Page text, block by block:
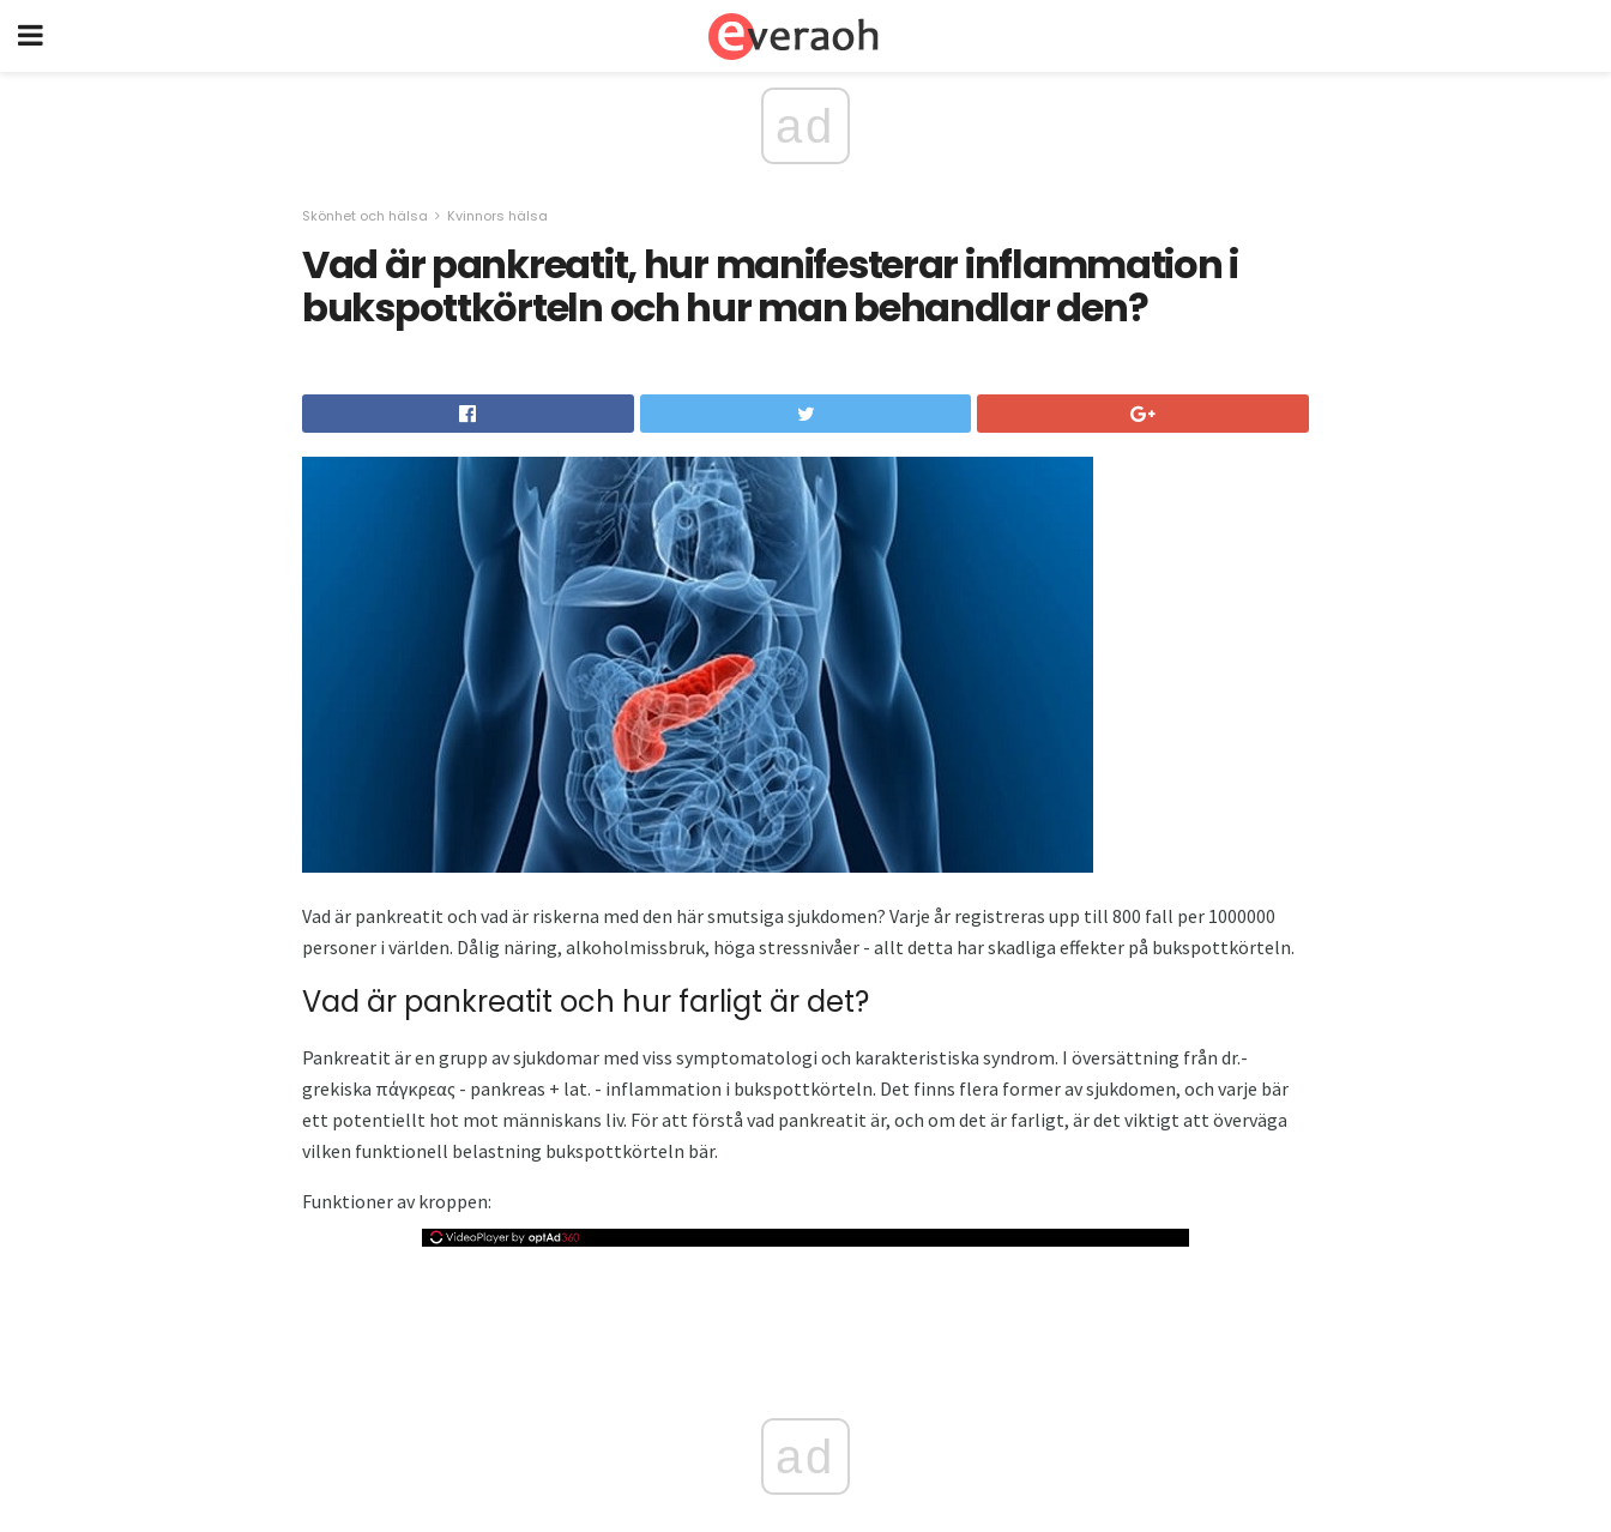
ad
Skönhet och hälsa Kvinnors hälsa
Vad är pankreatit, hur manifesterar inflammation i
bukspottkörteln och hur man behandlar den?
Vad är pankreatit och vad är riskerna med den här smutsiga sjukdomen? Varje år registreras upp till 800 fall per 1000000
personer i världen. Dålig näring, alkoholmissbruk, höga stressnivåer - allt detta har skadliga effekter på bukspottkörteln.
Vad är pankreatit och hur farligt är det?
Pankreatit är en grupp av sjukdomar med viss symptomatologi och karakteristiska syndrom. I översättning från dr.-
grekiska πάγκρεας - pankreas + lat. - inflammation i bukspottkörteln. Det finns flera former av sjukdomen, och varje bär
ett potentiellt hot mot människans liv. För att förstå vad pankreatit är, och om det är farligt, är det viktigt att överväga
vilken funktionell belastning bukspottkörteln bär.
Funktioner av kroppen:
ad